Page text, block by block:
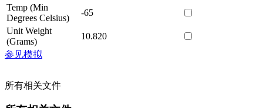
Temp (Min
Degrees Celsius)
-65
Unit Weight
(Grams)
10.820
参见模拟
所有相关文件